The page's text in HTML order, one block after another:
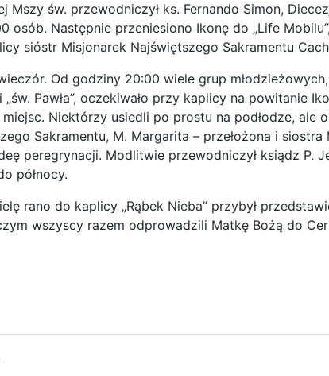
Mszy św. przewodniczył ks. Fernando Simon,
osób. Następnie przeniesiono Ikonę do „Life
sióstr Misjonarek Najświętszego Sakramentu
Od godziny 20:00 wiele grup
„św. Pawła”, ­oczekiwało przy kaplicy na powitanie
Niektórzy usiedli po prostu na podłodze, ale
Sakramentu, M. Margarita – przełożona i
peregrynacji. Modlitwie przewodniczył ksiądz P.
północy.
rano do kaplicy „Rąbek Nieba” przybył
wszyscy razem odprowadzili Matkę Bożą do
Rosyjskim Kościele prawosławnym w Madrycie